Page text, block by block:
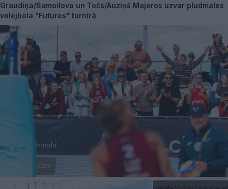
Graudiņa/Samoilova un Točs/Auziņš Majoros uzvar pludmales
volejbola "Futures" turnīrā